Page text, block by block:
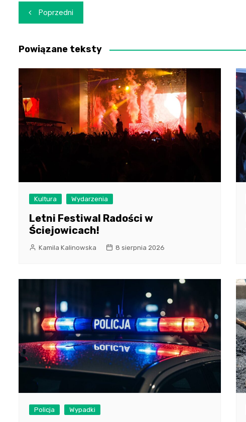
Nawigacja
wpisu
Poprzedni
Powiązane teksty
Kultura Wydarzenia
Letni Festiwal Radości w
Ściejowicach!
Kamila Kalinowska 8 sierpnia 2026
Policja Wypadki